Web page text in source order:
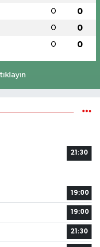
0 0
0 0
0 0
21:30
19:00
19:00
21:30